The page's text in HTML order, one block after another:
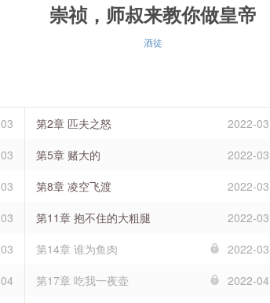
崇祯，师叔来教你做皇帝
酒徒
第2章 匹夫之怒 2022-03
第5章 赌大的 2022-03
第8章 凌空飞渡 2022-03
第11章 抱不住的大粗腿 2022-03
第14章 谁为鱼肉 2022-03
第17章 吃我一夜壶 2022-04